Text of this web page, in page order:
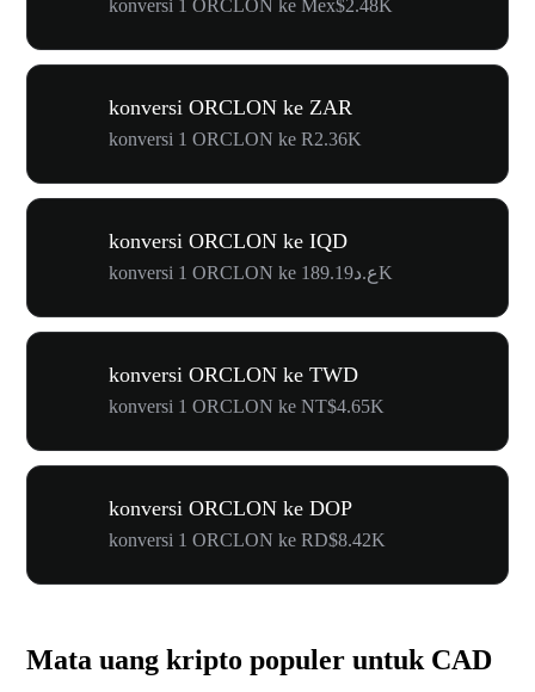
konversi 1 ORCLON ke Mex$2.48K
konversi ORCLON ke ZAR
konversi 1 ORCLON ke R2.36K
konversi ORCLON ke IQD
konversi 1 ORCLON ke ع.د189.19K
konversi ORCLON ke TWD
konversi 1 ORCLON ke NT$4.65K
konversi ORCLON ke DOP
konversi 1 ORCLON ke RD$8.42K
Mata uang kripto populer untuk CAD